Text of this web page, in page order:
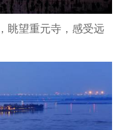
眺望重元寺，感受远